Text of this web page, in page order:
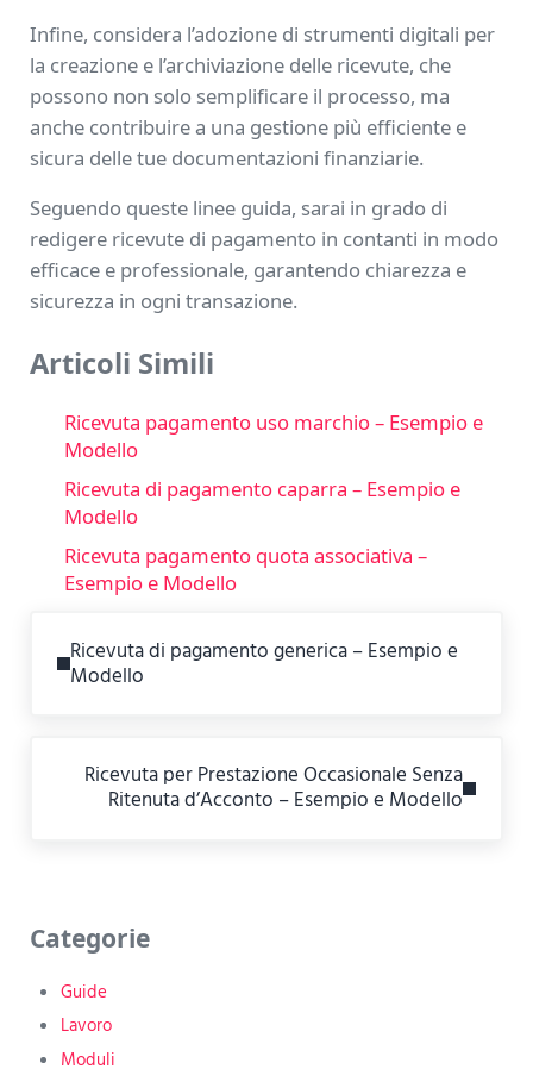
Infine, considera l’adozione di strumenti digitali per
la creazione e l’archiviazione delle ricevute, che
possono non solo semplificare il processo, ma
anche contribuire a una gestione più efficiente e
sicura delle tue documentazioni finanziarie.
Seguendo queste linee guida, sarai in grado di
redigere ricevute di pagamento in contanti in modo
efficace e professionale, garantendo chiarezza e
sicurezza in ogni transazione.
Articoli Simili
Ricevuta pagamento uso marchio – Esempio e
Modello
Ricevuta di pagamento caparra – Esempio e
Modello
Ricevuta pagamento quota associativa –
Esempio e Modello
Ricevuta di pagamento generica – Esempio e
Modello
Ricevuta per Prestazione Occasionale Senza
Ritenuta d’Acconto – Esempio e Modello
Sidebar
Categorie
Guide
Lavoro
Moduli